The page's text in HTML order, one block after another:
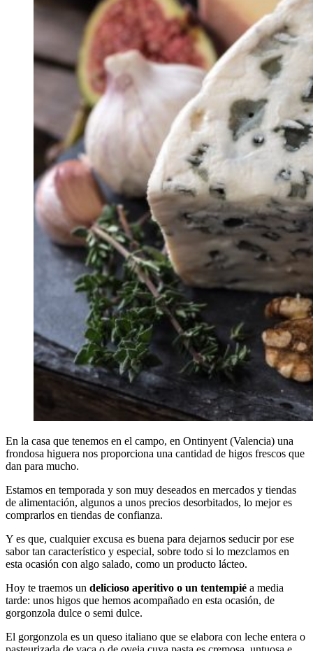
En la casa que tenemos en el campo, en Ontinyent (Valencia) una
frondosa higuera nos proporciona una cantidad de higos frescos que
dan para mucho.
Estamos en temporada y son muy deseados en mercados y tiendas
de alimentación, algunos a unos precios desorbitados, lo mejor es
comprarlos en tiendas de confianza.
Y es que, cualquier excusa es buena para dejarnos seducir por ese
sabor tan característico y especial, sobre todo si lo mezclamos en
esta ocasión con algo salado, como un producto lácteo.
Hoy te traemos un delicioso aperitivo o un tentempié a media
tarde: unos higos que hemos acompañado en esta ocasión, de
gorgonzola dulce o semi dulce.
El gorgonzola es un queso italiano que se elabora con leche entera o